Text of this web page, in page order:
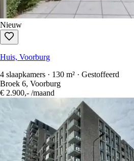
Nieuw
Huis, Voorburg
4 slaapkamers · 130 m² · Gestoffeerd
Broek 6, Voorburg
€ 2.900,- /maand